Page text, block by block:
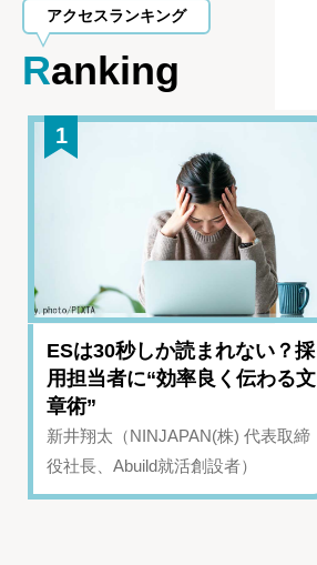
アクセスランキング
Ranking
1
ESは30秒しか読まれない？採
用担当者に“効率良く伝わる文
章術”
新井翔太（NINJAPAN(株) 代表取締
役社長、Abuild就活創設者）